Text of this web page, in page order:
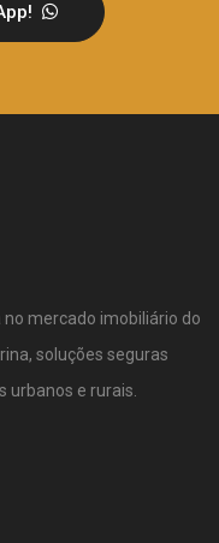
mercado imobiliário do
soluções seguras
urbanos e rurais.